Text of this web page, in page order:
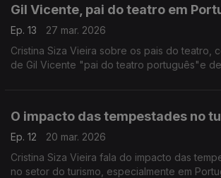
Gil Vicente, pai do teatro em
Ep. 13
27 mar. 2026
Cristina Siza Vieira sobre os pais do teatro,
de Gil Vicente "pai do teatro português"e
O impacto das tempestades no
Ep. 12
20 mar. 2026
Cristina Siza Vieira fala do impacto das
no setor do turismo, especialmente em